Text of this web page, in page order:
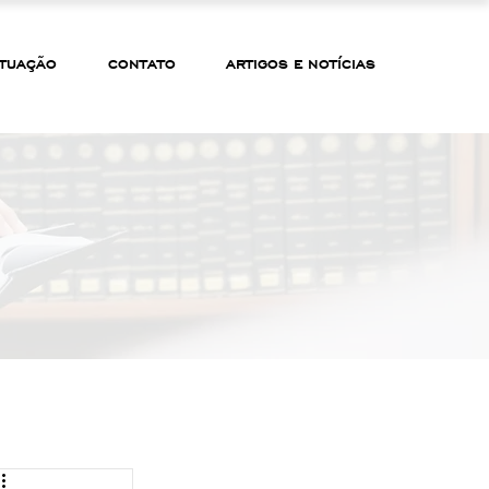
CONTATO ARTIGOS E NOTÍCIAS